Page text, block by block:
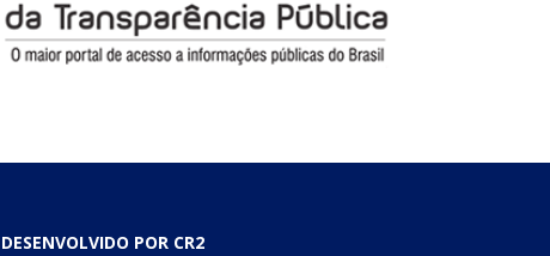
DESENVOLVIDO POR CR2